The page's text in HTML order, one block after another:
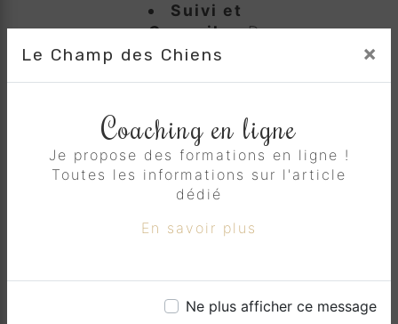
Le Champ des Chiens ×
Coaching en ligne
Je propose des formations en ligne !
Toutes les informations sur l'article
dédié
En savoir plus
Ne plus afficher ce message
Suivi et
Conseils :Des
conseils
la santé et le
bien-être de
votre chien
entre les
séances
d'ostéopathie.
Champ des Chiens